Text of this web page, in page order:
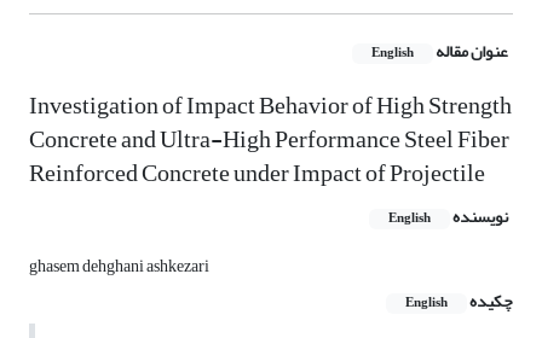
عنوان مقاله English
Investigation of Impact Behavior of High Strength
Concrete and Ultra-High Performance Steel Fiber
Reinforced Concrete under Impact of Projectile
نویسنده English
ghasem dehghani ashkezari
چکیده
English